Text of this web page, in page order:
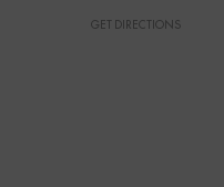
GET DIRECTIONS